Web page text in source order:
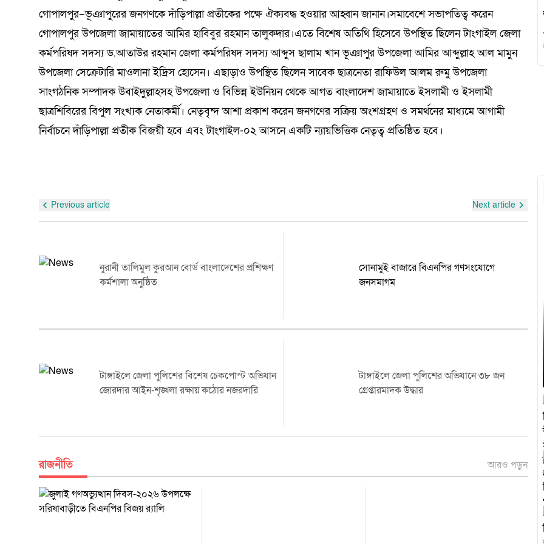
গোপালপুর–ভূঞাপুরের জনগণকে দাঁড়িপাল্লা প্রতীকের পক্ষে ঐক্যবদ্ধ হওয়ার আহ্বান জানান।সমাবেশে সভাপতিত্ব করেন
গোপালপুর উপজেলা জামায়াতের আমির হাবিবুর রহমান তালুকদার।এতে বিশেষ অতিথি হিসেবে উপস্থিত ছিলেন টাংগাইল জেলা
কর্মপরিষদ সদস্য ড.আতাউর রহমান জেলা কর্মপরিষদ সদস্য আব্দুস ছালাম খান ভূঞাপুর উপজেলা আমির আব্দুল্লাহ আল মামুন
উপজেলা সেক্রেটারি মাওলানা ইদ্রিস হোসেন। এছাড়াও উপস্থিত ছিলেন সাবেক ছাত্রনেতা রাফিউল আলম রুমু উপজেলা
সাংগঠনিক সম্পাদক উবাইদুল্লাহসহ উপজেলা ও বিভিন্ন ইউনিয়ন থেকে আগত বাংলাদেশ জামায়াতে ইসলামী ও ইসলামী
ছাত্রশিবিরের বিপুল সংখ্যক নেতাকর্মী। নেতৃবৃন্দ আশা প্রকাশ করেন জনগণের সক্রিয় অংশগ্রহণ ও সমর্থনের মাধ্যমে আগামী
নির্বাচনে দাঁড়িপাল্লা প্রতীক বিজয়ী হবে এবং টাংগাইল-০২ আসনে একটি ন্যায়ভিত্তিক নেতৃত্ব প্রতিষ্ঠিত হবে।
Previous article Next article
নুরানী তালিমুল কুরআন বোর্ড বাংলাদেশের প্রশিক্ষণ
কর্মশালা অনুষ্ঠিত
সোনামুই বাজারে বিএনপির গণসংযোগে
জনসমাগম
টাঙ্গাইলে জেলা পুলিশের বিশেষ চেকপোস্ট অভিযান
জোরদার আইন-শৃঙ্খলা রক্ষায় কঠোর নজরদারি
টাঙ্গাইলে জেলা পুলিশের অভিযানে ৩৮ জন
গ্রেপ্তারমাদক উদ্ধার
রাজনীতি আরও পড়ুন